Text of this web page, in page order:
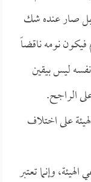
صار عنده شك
نومه ناقضاً
ليس بيقين
الراجح.
على اختلاف
وإنما تعتبر